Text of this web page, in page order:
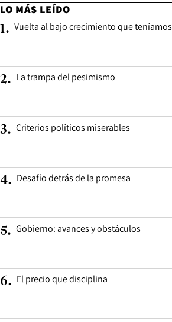
LO MÁS LEÍDO
1. Vuelta al bajo crecimiento que teníamos
2. La trampa del pesimismo
3. Criterios políticos miserables
4. Desafío detrás de la promesa
5. Gobierno: avances y obstáculos
6. El precio que disciplina